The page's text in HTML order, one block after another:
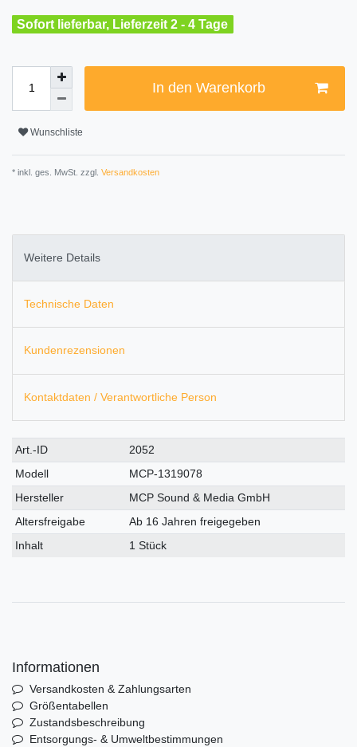
Sofort lieferbar, Lieferzeit 2 - 4 Tage
In den Warenkorb
Wunschliste
* inkl. ges. MwSt. zzgl. Versandkosten
Weitere Details
Technische Daten
Kundenrezensionen
Kontaktdaten / Verantwortliche Person
Technisches
Merkmal
Wert
Art.-ID
2052
Modell
MCP-1319078
Hersteller
MCP Sound & Media GmbH
Altersfreigabe
Ab 16 Jahren freigegeben
Inhalt
1 Stück
Informationen
Versandkosten & Zahlungsarten
Größentabellen
Zustandsbeschreibung
Entsorgungs- & Umweltbestimmungen